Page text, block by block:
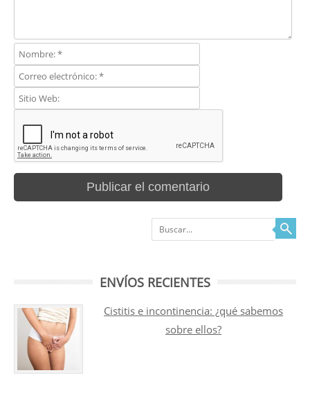
Buscar
ENVÍOS RECIENTES
Cistitis e incontinencia: ¿qué sabemos
sobre ellos?